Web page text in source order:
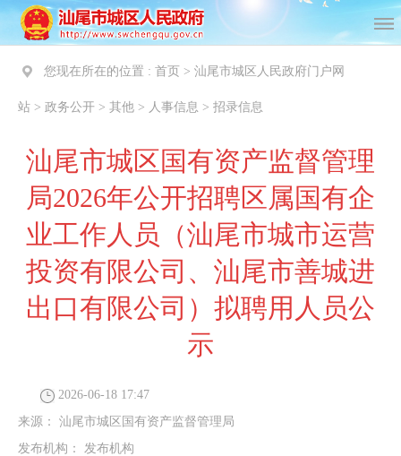
您现在所在的位置 : 首页 > 汕尾市城区人民政府门户网
站 > 政务公开 > 其他 > 人事信息 > 招录信息
汕尾市城区国有资产监督管理
局2026年公开招聘区属国有企
业工作人员（汕尾市城市运营
投资有限公司、汕尾市善城进
出口有限公司）拟聘用人员公
示
2026-06-18 17:47
来源： 汕尾市城区国有资产监督管理局
发布机构： 发布机构